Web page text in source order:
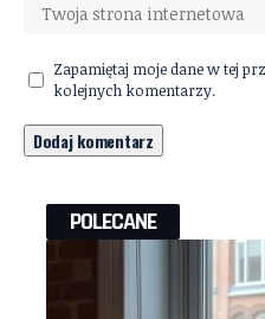
Zapamiętaj moje dane w tej
kolejnych komentarzy.
POLECANE